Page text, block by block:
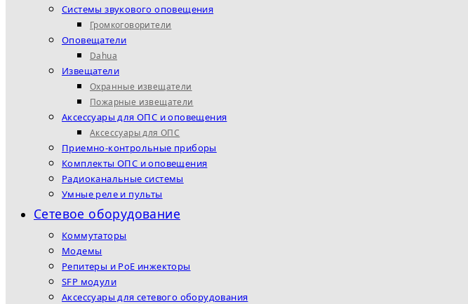
Системы звукового оповещения
Громкоговорители
Оповещатели
Dahua
Извещатели
Охранные извещатели
Пожарные извещатели
Аксессуары для ОПС и оповещения
Аксессуары для ОПС
Приемно-контрольные приборы
Комплекты ОПС и оповещения
Радиоканальные системы
Умные реле и пульты
Сетевое оборудование
Коммутаторы
Модемы
Репитеры и PoE инжекторы
SFP модули
Аксессуары для сетевого оборудования